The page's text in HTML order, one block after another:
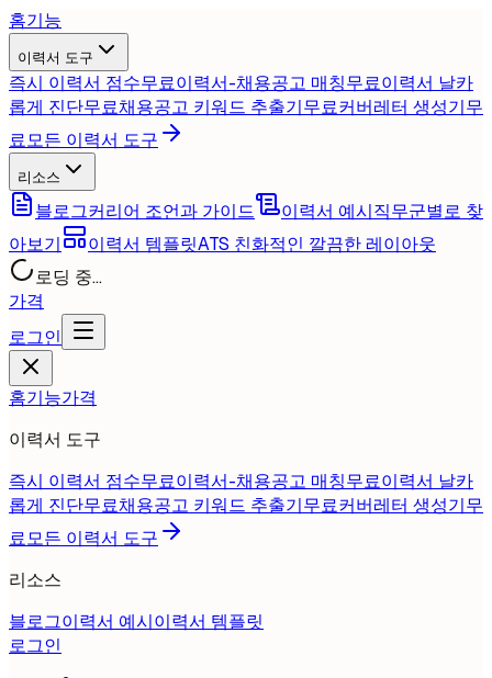
홈기능
이력서 도구
즉시 이력서 점수무료이력서-채용공고 매칭무료이력서 날카
롭게 진단무료채용공고 키워드 추출기무료커버레터 생성기무
료모든 이력서 도구
리소스
블로그커리어 조언과 가이드 이력서 예시직무군별로 찾
아보기
이력서 템플릿ATS 친화적인 깔끔한 레이아웃
로딩 중...
가격
로그인
홈기능가격
이력서 도구
즉시 이력서 점수무료이력서-채용공고 매칭무료이력서 날카
롭게 진단무료채용공고 키워드 추출기무료커버레터 생성기무
료모든 이력서 도구
리소스
블로그이력서 예시이력서 템플릿
로그인